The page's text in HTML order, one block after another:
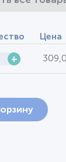
Цена
+